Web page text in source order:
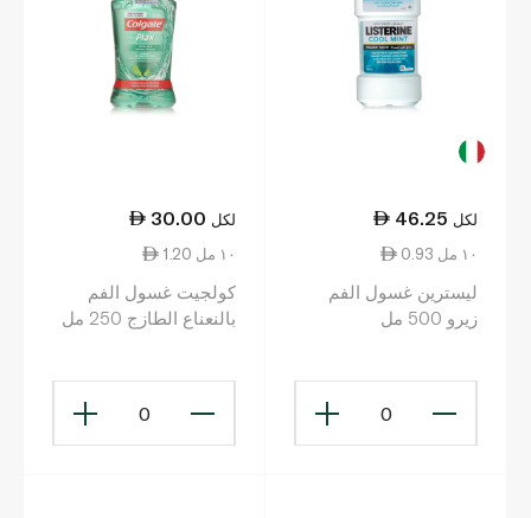
46.25 لكل
0.93 ١٠ مل
ليسترين غسول الفم
زيرو 500 مل
0
30.00 لكل
1.20 ١٠ مل
كولجيت غسول الفم
بالنعناع الطازج 250 مل
0